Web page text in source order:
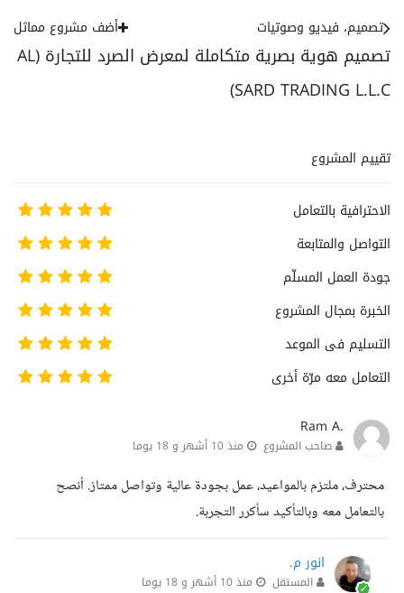
تصميم هوية بصرية متكاملة لمعرض الصرد للتجارة (AL
SARD TRADING L.L.C)
تصميم، فيديو وصوتيات أضف مشروع مماثل
تقييم المشروع
الاحترافية بالتعامل
التواصل والمتابعة
جودة العمل المسلّم
الخبرة بمجال المشروع
التسليم فى الموعد
التعامل معه مرّة أخرى
Ram A.
صاحب المشروع منذ 10 أشهر و 18 يوما
محترف، ملتزم بالمواعيد، عمل بجودة عالية وتواصل ممتاز. أنصح
بالتعامل معه وبالتأكيد سأكرر التجربة.
انور م.
المستقل منذ 10 أشهر و 18 يوما